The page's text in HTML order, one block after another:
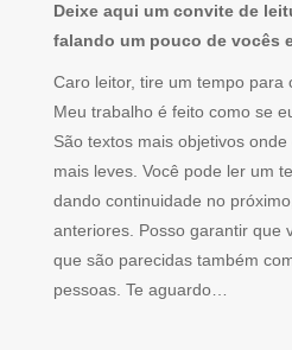
Deixe aqui um convite de
falando um pouco de vocês
Caro leitor, tire um tempo para
Meu trabalho é feito como se
São textos mais objetivos
mais leves. Você pode ler um
dando continuidade no
anteriores. Posso garantir que
que são parecidas também
pessoas. Te aguardo…